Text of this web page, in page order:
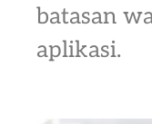
batasan
aplikasi.